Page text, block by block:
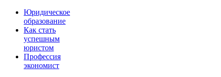
Юридическое
образование
Как стать
успешным
юристом
Профессия
экономист